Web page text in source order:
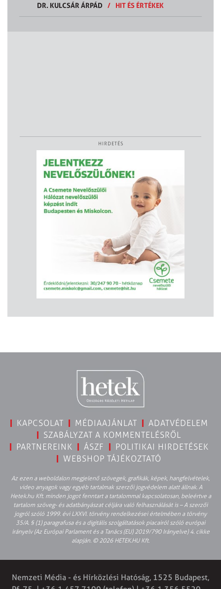
DR. KULCSÁR ÁRPÁD
/ HIT ÉS ÉRTÉKEK
HIRDETÉS
KAPCSOLAT MÉDIAAJÁNLAT
ADATVÉDELEM
SZABÁLYZAT A KOMMENTELÉSRŐL
PARTNEREINK
ÁSZF
POLITIKAI HIRDETÉSEK
WEBSHOP TÁJÉKOZTATÓ
Az ezen a weboldalon megjelenő szövegek, grafikák, képek, hangfelvételek,
video anyagok vagy egyéb tartalmak szerzői jogvédelem alatt állnak. A
Hetek.hu Kft. minden jogot fenntart a tartalommal kapcsolatosan, beleértve a
tartalom szöveg- és adatbányászat céljára való felhasználását is – A szerzői
jogról szóló 1999. évi LXXVI. törvény rendelkezései értelmében a törvény
35/A. § (1) paragrafusa és a digitális szolgáltatások piacairól szóló európai
irányelv (Az Európai Parlament és a Tanács (EU) 2019/790 Irányelve) 4. cikke
alapján. © 2026 HETEK.HU Kft.
Nemzeti Média - és Hírközlési Hatóság, 1525 Budapest,